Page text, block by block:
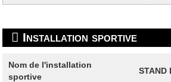
Installation sportive
Nom de l'installation
sportive
STAND